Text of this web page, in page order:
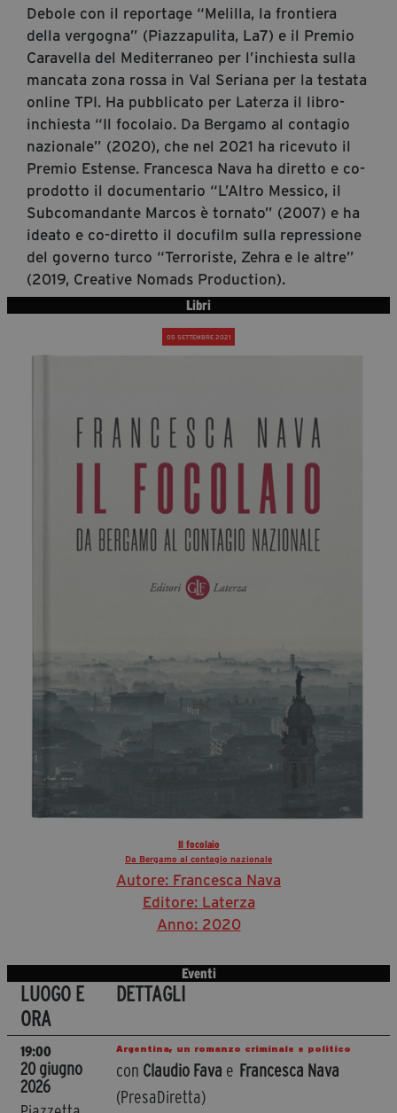
Debole con il reportage “Melilla, la frontiera
della vergogna” (Piazzapulita, La7) e il Premio
Caravella del Mediterraneo per l’inchiesta sulla
mancata zona rossa in Val Seriana per la testata
online TPI. Ha pubblicato per Laterza il libro-
inchiesta “Il focolaio. Da Bergamo al contagio
nazionale” (2020), che nel 2021 ha ricevuto il
Premio Estense. Francesca Nava ha diretto e co-
prodotto il documentario “L’Altro Messico, il
Subcomandante Marcos è tornato” (2007) e ha
ideato e co-diretto il docufilm sulla repressione
del governo turco “Terroriste, Zehra e le altre”
(2019, Creative Nomads Production).
Libri
05 SETTEMBRE 2021
Il focolaio
Da Bergamo al contagio nazionale
Autore: Francesca Nava
Editore: Laterza
Anno: 2020
Eventi
LUOGO E
ORA
DETTAGLI
19:00
20 giugno
2026
Argentina, un romanzo criminale e politico
con Claudio Fava e Francesca Nava
(PresaDiretta)